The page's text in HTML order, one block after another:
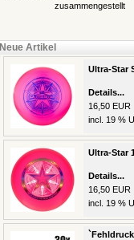
zusammengestellt
Neue Artikel
Ultra-Star
Details...
16,50 EUR
incl. 19 %
Ultra-Star
Details...
16,50 EUR
incl. 19 %